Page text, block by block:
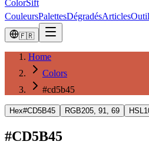
ColorSift
CouleursPalettesDégradésArticles
🇫🇷
Home
Colors
#cd5b45
Hex#CD5B45 RGB205, 91, 69 HSL
#CD5B45